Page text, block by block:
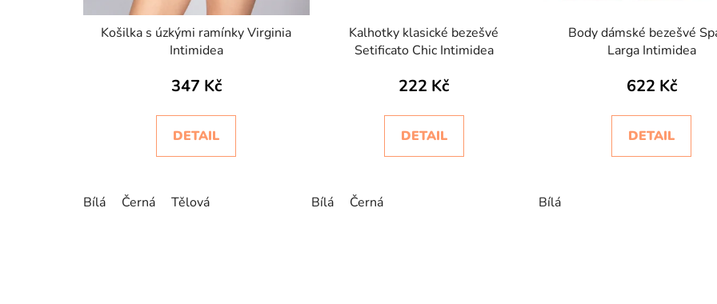
Košilka s úzkými ramínky Virginia
Intimidea
347 Kč
DETAIL
Bílá Černá Tělová
Kalhotky klasické bezešvé
Setificato Chic Intimidea
222 Kč
DETAIL
Bílá Černá
Body dámské bezešvé
Larga Intimidea
622 Kč
DETAIL
Bílá